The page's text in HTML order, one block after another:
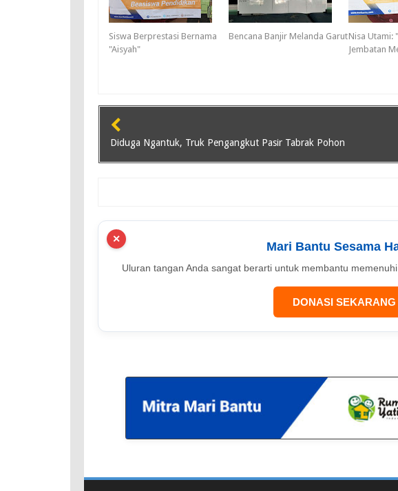
Siswa Berprestasi Bernama
"Aisyah"
Bencana Banjir Melanda GarutNisa Utami:
Jembatan
Diduga Ngantuk, Truk Pengangkut Pasir Tabrak Pohon
✕
Mari Bantu Sesama
Uluran tangan Anda sangat berarti untuk membantu
DONASI SEKARANG